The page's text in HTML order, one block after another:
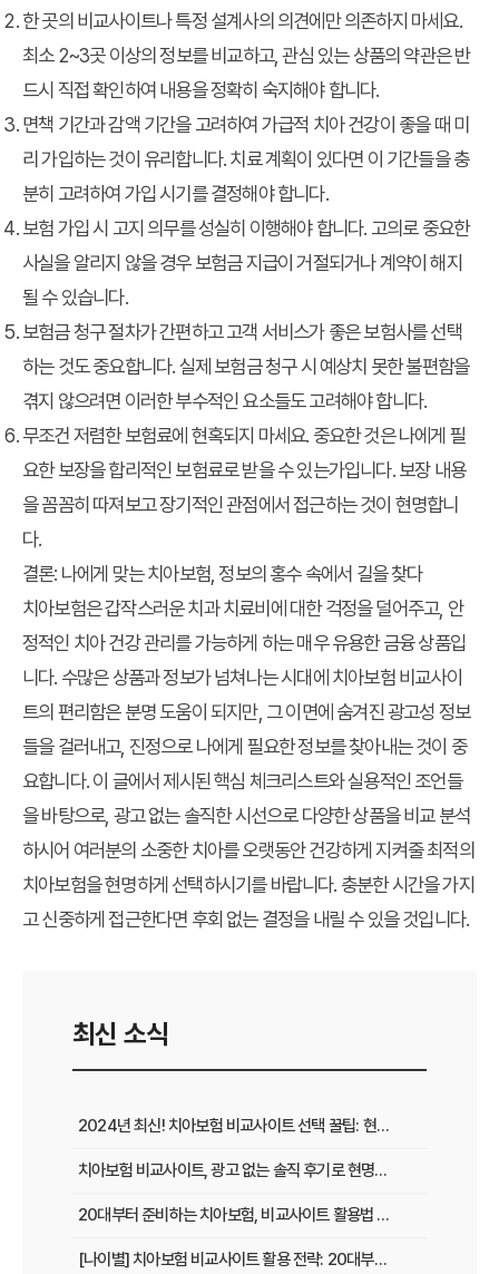
한 곳의 비교사이트나 특정 설계사의 의견에만 의존하지 마세요.
최소 2~3곳 이상의 정보를 비교하고, 관심 있는 상품의 약관은 반
드시 직접 확인하여 내용을 정확히 숙지해야 합니다.
면책 기간과 감액 기간을 고려하여 가급적 치아 건강이 좋을 때 미
리 가입하는 것이 유리합니다. 치료 계획이 있다면 이 기간들을 충
분히 고려하여 가입 시기를 결정해야 합니다.
보험 가입 시 고지 의무를 성실히 이행해야 합니다. 고의로 중요한
사실을 알리지 않을 경우 보험금 지급이 거절되거나 계약이 해지
될 수 있습니다.
보험금 청구 절차가 간편하고 고객 서비스가 좋은 보험사를 선택
하는 것도 중요합니다. 실제 보험금 청구 시 예상치 못한 불편함을
겪지 않으려면 이러한 부수적인 요소들도 고려해야 합니다.
무조건 저렴한 보험료에 현혹되지 마세요. 중요한 것은 나에게 필
요한 보장을 합리적인 보험료로 받을 수 있는가입니다. 보장 내용
을 꼼꼼히 따져보고 장기적인 관점에서 접근하는 것이 현명합니
다.
결론: 나에게 맞는 치아보험, 정보의 홍수 속에서 길을 찾다
치아보험은 갑작스러운 치과 치료비에 대한 걱정을 덜어주고, 안
정적인 치아 건강 관리를 가능하게 하는 매우 유용한 금융 상품입
니다. 수많은 상품과 정보가 넘쳐나는 시대에 치아보험 비교사이
트의 편리함은 분명 도움이 되지만, 그 이면에 숨겨진 광고성 정보
들을 걸러내고, 진정으로 나에게 필요한 정보를 찾아내는 것이 중
요합니다. 이 글에서 제시된 핵심 체크리스트와 실용적인 조언들
을 바탕으로, 광고 없는 솔직한 시선으로 다양한 상품을 비교 분석
하시어 여러분의 소중한 치아를 오랫동안 건강하게 지켜줄 최적의
치아보험을 현명하게 선택하시기를 바랍니다. 충분한 시간을 가지
고 신중하게 접근한다면 후회 없는 결정을 내릴 수 있을 것입니다.
최신 소식
2024년 최신! 치아보험 비교사이트 선택 꿀팁: 현명한 가입 전략 완벽 분석
치아보험 비교사이트, 광고 없는 솔직 후기로 현명하게 선택하는 법
20대부터 준비하는 치아보험, 비교사이트 활용법 A to Z
[나이별] 치아보험 비교사이트 활용 전략: 20대부터 60대까지 맞춤 가이드